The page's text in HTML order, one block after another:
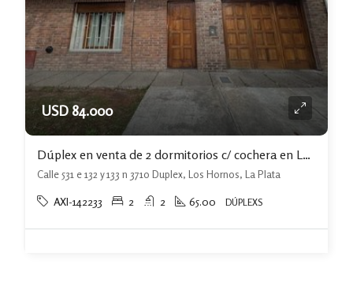
USD 84.000
Dúplex en venta de 2 dormitorios c/ cochera en La Plata
Calle 531 e 132 y 133 n 3710 Duplex, Los Hornos, La Plata
AXI-142233 2 2 65.00 DÚPLEXS